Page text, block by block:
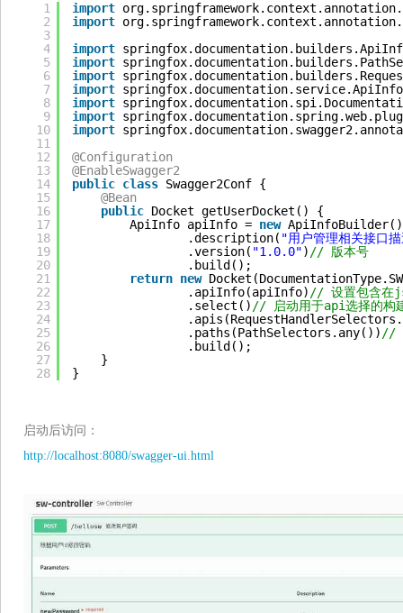
1
2
3
4
5
6
7
8
9
10
11
12
13
14
15
16
17
18
19
20
21
22
23
24
25
26
27
28
import
import
import
import
import
import
import
import
import
@Configuration
@EnableSwagger2
public class Swagger2Conf {
@Bean
public Docket getUserDocket() {
ApiInfo apiInfo = new
.description( "用户管理相关接口
.version( "1.0.0") // 版本号
.build();
return new
.apiInfo(apiInfo) // 设置包含在
.select() // 启动用于api选择的构
.paths(PathSelectors.any()) //
.build();
}
}
启动后访问：
http://localhost:8080/swagger-ui.html